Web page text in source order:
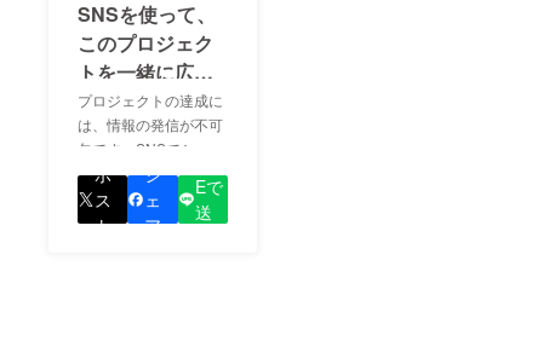
SNSを使って、
このプロジェク
トを一緒に広め
ましょう！
プロジェクトの達成に
は、情報の発信が不可
欠です。SNSでシェア
をして、あなたが応援
しているプロジェクト
の良さを知ってもらい
ポ
ス
ト
シ
ェ
ア
Eで
送